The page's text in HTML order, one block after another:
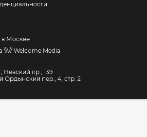
в Москве
Разработка сайта \\\// Welcome Media
Невский пр., 139
Ордынский пер., 4, стр. 2